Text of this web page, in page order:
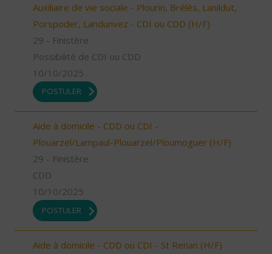
Auxiliaire de vie sociale - Plourin, Brélès, Lanildut,
Porspoder, Landunvez - CDI ou CDD (H/F)
29 - Finistère
Possibilité de CDI ou CDD
10/10/2025
POSTULER
Aide à domicile - CDD ou CDI -
Plouarzel/Lampaul-Plouarzel/Ploumoguer (H/F)
29 - Finistère
CDD
10/10/2025
POSTULER
Aide à domicile - CDD ou CDI - St Renan (H/F)